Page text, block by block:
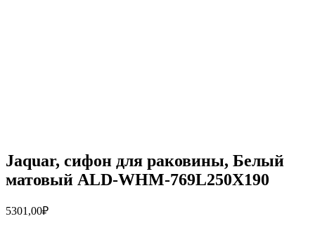
Jaquar, сифон для раковины, Белый
матовый ALD-WHM-769L250X190
5301,00₽